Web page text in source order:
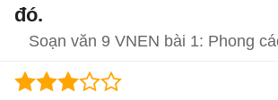
đó.
Soạn văn 9 VNEN bài 1: Phong